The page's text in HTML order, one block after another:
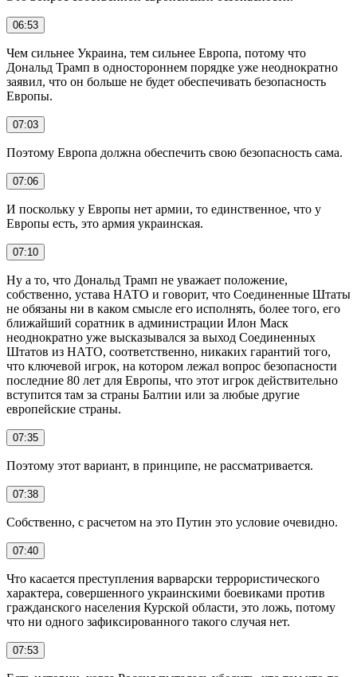
06:53
Чем сильнее Украина, тем сильнее Европа, потому что
Дональд Трамп в одностороннем порядке уже неоднократно
заявил, что он больше не будет обеспечивать безопасность
Европы.
07:03
Поэтому Европа должна обеспечить свою безопасность сама.
07:06
И поскольку у Европы нет армии, то единственное, что у
Европы есть, это армия украинская.
07:10
Ну а то, что Дональд Трамп не уважает положение,
собственно, устава НАТО и говорит, что Соединенные Штаты
не обязаны ни в каком смысле его исполнять, более того, его
ближайший соратник в администрации Илон Маск
неоднократно уже высказывался за выход Соединенных
Штатов из НАТО, соответственно, никаких гарантий того,
что ключевой игрок, на котором лежал вопрос безопасности
последние 80 лет для Европы, что этот игрок действительно
вступится там за страны Балтии или за любые другие
европейские страны.
07:35
Поэтому этот вариант, в принципе, не рассматривается.
07:38
Собственно, с расчетом на это Путин это условие очевидно.
07:40
Что касается преступления варварски террористического
характера, совершенного украинскими боевиками против
гражданского населения Курской области, это ложь, потому
что ни одного зафиксированного такого случая нет.
07:53